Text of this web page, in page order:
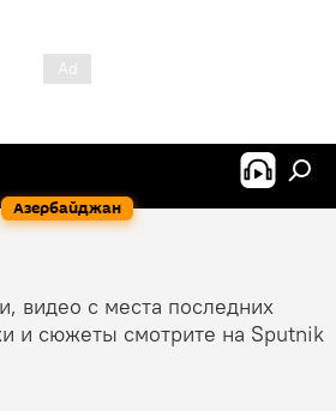
Азербайджан
видео с места последних
и сюжеты смотрите на Sputnik